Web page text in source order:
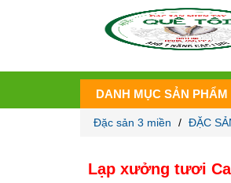
DANH MỤC SẢN PHẨM
Đặc sản 3 miền / ĐẶC
Lạp xưởng tươi